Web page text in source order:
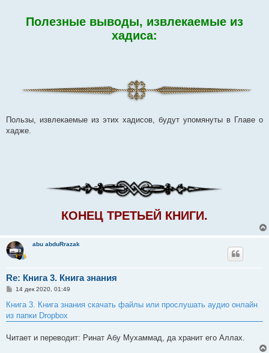
Полезные выводы, извлекаемые из
хадиса:
Пользы, извлекаемые из этих хадисов, будут упомянуты в Главе о
хадже.
КОНЕЦ ТРЕТЬЕЙ КНИГИ.
abu abduRrazak
Re: Книга 3. Книга знания
С
о
щ
и
14 дек 2020, 01:49
Книга 3. Книга знания скачать файлы или прослушать аудио онлайн
из папки Dropbox
Читает и переводит: Ринат Абу Мухаммад, да хранит его Аллах.